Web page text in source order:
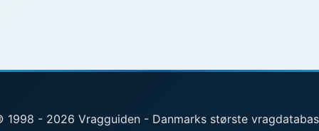
1998 - 2026 Vragguiden - Danmarks største